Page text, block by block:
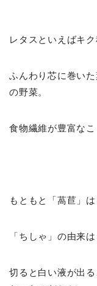
レタスといえばキク
ふんわり芯に巻い
の野菜。
食物繊維が豊富な
もともと「萵苣」
「ちしゃ」の由来
切ると白い液が出